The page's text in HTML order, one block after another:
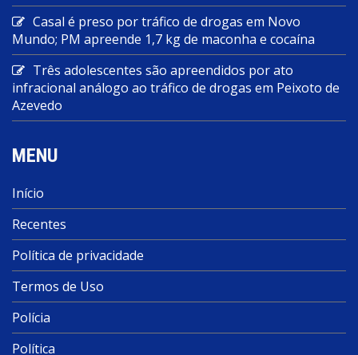
Casal é preso por tráfico de drogas em Novo
Mundo; PM apreende 1,7 kg de maconha e cocaína
Três adolescentes são apreendidos por ato
infracional análogo ao tráfico de drogas em Peixoto de
Azevedo
MENU
Início
Recentes
Política de privacidade
Termos de Uso
Polícia
Política